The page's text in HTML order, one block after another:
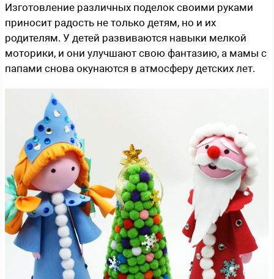
Изготовление различных поделок своими руками
приносит радость не только детям, но и их
родителям. У детей развиваются навыки мелкой
моторики, и они улучшают свою фантазию, а мамы с
папами снова окунаются в атмосферу детских лет.